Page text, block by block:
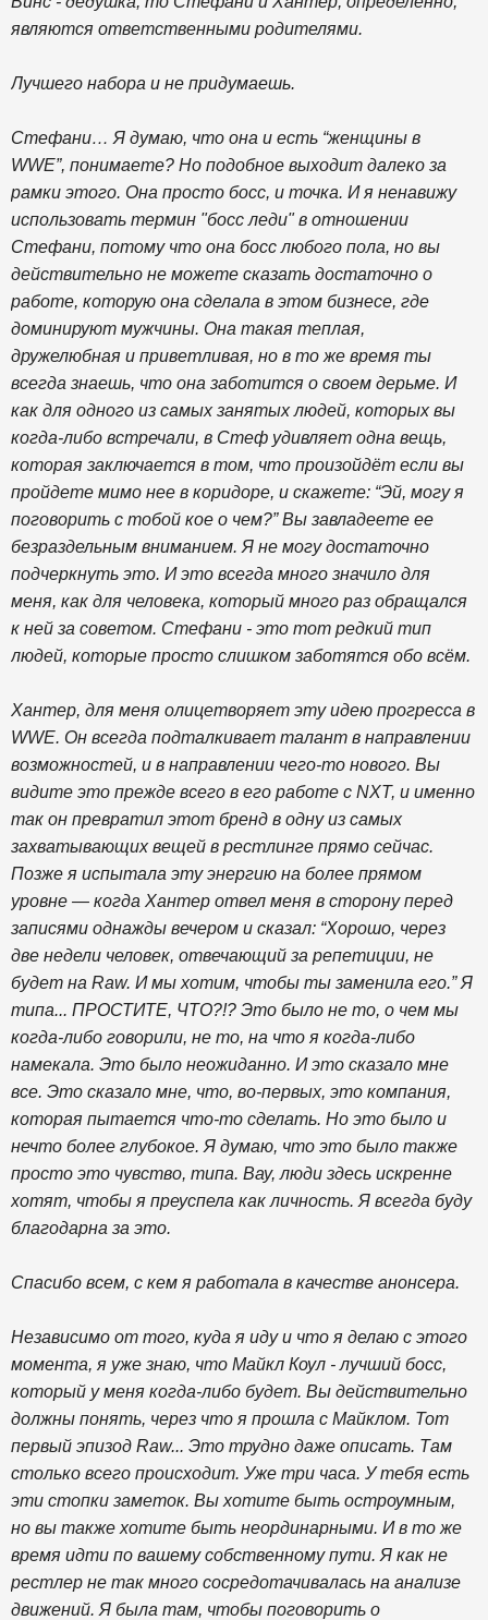
являются ответственными родителями.
Лучшего набора и не придумаешь.
Стефани… Я думаю, что она и есть “женщины в
WWE”, понимаете? Но подобное выходит далеко за
рамки этого. Она просто босс, и точка. И я ненавижу
использовать термин "босс леди" в отношении
Стефани, потому что она босс любого пола, но вы
действительно не можете сказать достаточно о
работе, которую она сделала в этом бизнесе, где
доминируют мужчины. Она такая теплая,
дружелюбная и приветливая, но в то же время ты
всегда знаешь, что она заботится о своем дерьме. И
как для одного из самых занятых людей, которых вы
когда-либо встречали, в Стеф удивляет одна вещь,
которая заключается в том, что произойдёт если вы
пройдете мимо нее в коридоре, и скажете: “Эй, могу я
поговорить с тобой кое о чем?” Вы завладеете ее
безраздельным вниманием. Я не могу достаточно
подчеркнуть это. И это всегда много значило для
меня, как для человека, который много раз обращался
к ней за советом. Стефани - это тот редкий тип
людей, которые просто слишком заботятся обо всём.
Хантер, для меня олицетворяет эту идею прогресса в
WWE. Он всегда подталкивает талант в направлении
возможностей, и в направлении чего-то нового. Вы
видите это прежде всего в его работе с NXT, и именно
так он превратил этот бренд в одну из самых
захватывающих вещей в рестлинге прямо сейчас.
Позже я испытала эту энергию на более прямом
уровне — когда Хантер отвел меня в сторону перед
записями однажды вечером и сказал: “Хорошо, через
две недели человек, отвечающий за репетиции, не
будет на Raw. И мы хотим, чтобы ты заменила его.” Я
типа... ПРОСТИТЕ, ЧТО?!? Это было не то, о чем мы
когда-либо говорили, не то, на что я когда-либо
намекала. Это было неожиданно. И это сказало мне
все. Это сказало мне, что, во-первых, это компания,
которая пытается что-то сделать. Но это было и
нечто более глубокое. Я думаю, что это было также
просто это чувство, типа. Вау, люди здесь искренне
хотят, чтобы я преуспела как личность. Я всегда буду
благодарна за это.
Спасибо всем, с кем я работала в качестве анонсера.
Независимо от того, куда я иду и что я делаю с этого
момента, я уже знаю, что Майкл Коул - лучший босс,
который у меня когда-либо будет. Вы действительно
должны понять, через что я прошла с Майклом. Тот
первый эпизод Raw... Это трудно даже описать. Там
столько всего происходит. Уже три часа. У тебя есть
эти стопки заметок. Вы хотите быть остроумным,
но вы также хотите быть неординарными. И в то же
время идти по вашему собственному пути. Я как не
рестлер не так много сосредотачивалась на анализе
движений. Я была там, чтобы поговорить о